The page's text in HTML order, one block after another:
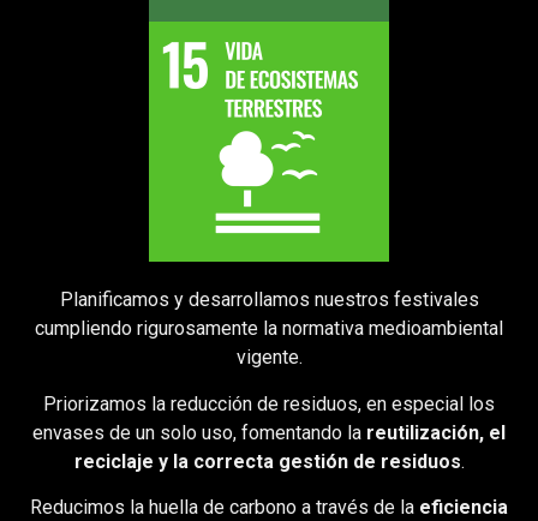
Planificamos y desarrollamos nuestros festivales
cumpliendo rigurosamente la normativa medioambiental
vigente.
Priorizamos la reducción de residuos, en especial los
envases de un solo uso, fomentando la reutilización, el
reciclaje y la correcta gestión de residuos.
Reducimos la huella de carbono a través de la eficiencia